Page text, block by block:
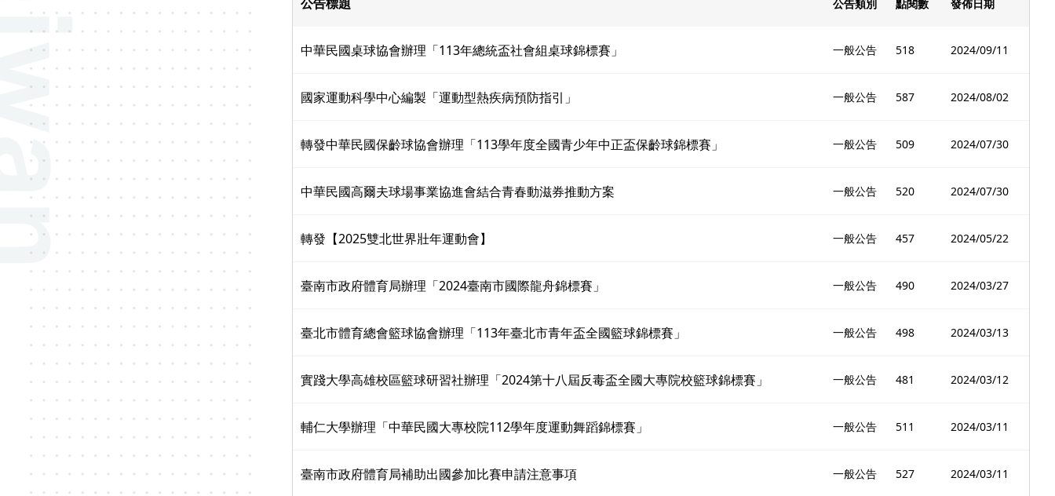
公告標題 公告類別 點閱數 發佈日期
中華民國桌球協會辦理「113年總統盃社會組桌球錦標賽」 一般公告 518 2024/09/11
國家運動科學中心編製「運動型熱疾病預防指引」 一般公告 587 2024/08/02
轉發中華民國保齡球協會辦理「113學年度全國青少年中正盃保齡球錦標賽」 一般公告 509 2024/07/30
中華民國高爾夫球場事業協進會結合青春動滋券推動方案 一般公告 520 2024/07/30
轉發【2025雙北世界壯年運動會】 一般公告 457 2024/05/22
臺南市政府體育局辦理「2024臺南市國際龍舟錦標賽」 一般公告 490 2024/03/27
臺北市體育總會籃球協會辦理「113年臺北市青年盃全國籃球錦標賽」 一般公告 498 2024/03/13
實踐大學高雄校區籃球研習社辦理「2024第十八屆反毒盃全國大專院校籃球錦標賽」 一般公告 481 2024/03/12
輔仁大學辦理「中華民國大專校院112學年度運動舞蹈錦標賽」 一般公告 511 2024/03/11
臺南市政府體育局補助出國參加比賽申請注意事項 一般公告 527 2024/03/11